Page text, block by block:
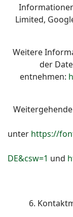
Limited,
Weitere
der
entnehmen:
unter https://
DE&csw=1 und
6.